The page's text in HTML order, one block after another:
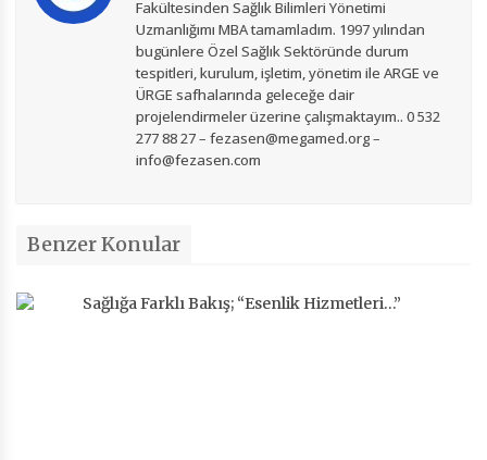
Fakültesinden Sağlık Bilimleri Yönetimi
Uzmanlığımı MBA tamamladım. 1997 yılından
bugünlere Özel Sağlık Sektöründe durum
tespitleri, kurulum, işletim, yönetim ile ARGE ve
ÜRGE safhalarında geleceğe dair
projelendirmeler üzerine çalışmaktayım.. 0 532
277 88 27 – fezasen@megamed.org –
info@fezasen.com
Benzer Konular